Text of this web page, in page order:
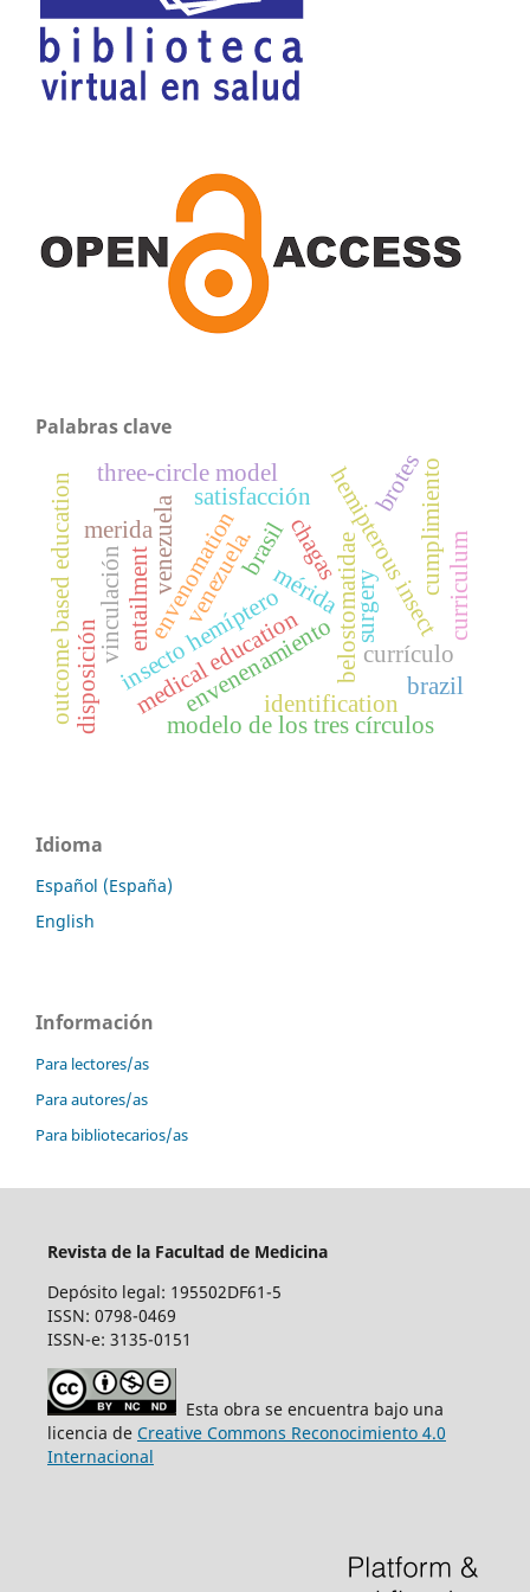
Palabras clave
envenenamiento
insecto hemíptero belostomatidae
mérida
venezuela
envenomation hemipterous insect
merida venezuela.
currículo
modelo de los tres círculos
curriculum
medical education
outcome based education three-circle model
vinculación
disposición
cumplimiento
satisfacción
identification
entailment chagas
brasil
brotes
brazil
surgery
Idioma
Español (España)
English
Información
Para lectores/as
Para autores/as
Para bibliotecarios/as
Revista de la Facultad de Medicina
Depósito legal: 195502DF61-5
ISSN: 0798-0469
ISSN-e: 3135-0151
Esta obra se encuentra bajo una
licencia de Creative Commons Reconocimiento 4.0
Internacional